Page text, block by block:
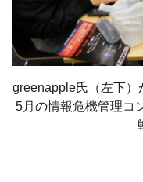
greenapple氏（左下）
5月の情報危機管理コ